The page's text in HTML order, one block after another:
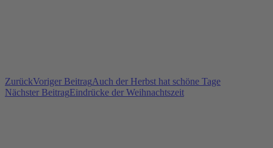
ZurückVoriger BeitragAuch der Herbst hat schöne Tage
Nächster BeitragEindrücke der Weihnachtszeit